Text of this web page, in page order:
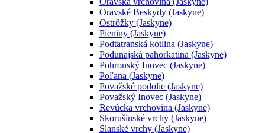
Oravské Beskydy (Jaskyne)
Ostrôžky (Jaskyne)
Pieniny (Jaskyne)
Podtatranská kotlina (Jaskyne)
Podunajská pahorkatina (Jaskyne)
Pohronský Inovec (Jaskyne)
Poľana (Jaskyne)
Považské podolie (Jaskyne)
Považský Inovec (Jaskyne)
Revúcka vrchovina (Jaskyne)
Skorušinské vrchy (Jaskyne)
Slanské vrchy (Jaskyne)